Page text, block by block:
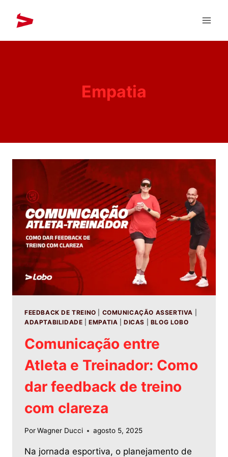
Empatia
FEEDBACK DE TREINO COMUNICAÇÃO ASSERTIVA
ADAPTABILIDADE |EMPATIA |DICAS BLOG LOBO
Comunicação entre
Atleta e Treinador: Como
dar feedback de treino
com clareza
PorWagner Ducci agosto 5, 2025
Na jornada esportiva, o planejamento de